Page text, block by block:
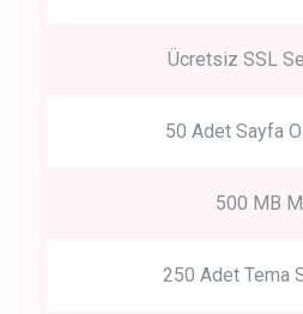
Start by trying our service for 30 days free
Ücretsiz SSL
50 Adet Sayfa
500 MB
250 Adet Tema